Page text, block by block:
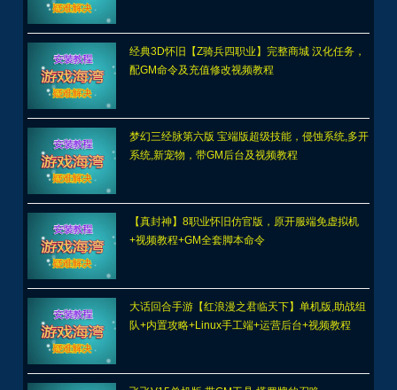
经典3D怀旧【Z骑兵四职业】完整商城 汉化任务，
配GM命令及充值修改视频教程
梦幻三经脉第六版 宝端版超级技能，侵蚀系统,多开
系统,新宠物，带GM后台及视频教程
【真封神】8职业怀旧仿官版，原开服端免虚拟机
+视频教程+GM全套脚本命令
大话回合手游【红浪漫之君临天下】单机版,助战组
队+内置攻略+Linux手工端+运营后台+视频教程